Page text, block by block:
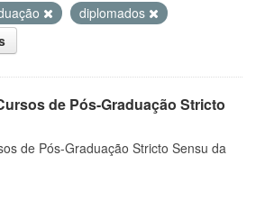
diplomados
de Pós-Graduação Stricto
de Pós-Graduação Stricto Sensu da